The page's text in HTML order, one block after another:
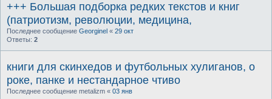
+++ Большая подборка редких текстов и книг
(патриотизм, революции, медицина,
Последнее сообщение Georginel « 29 окт
Ответы: 2
книги для скинхедов и футбольных хулиганов, о
роке, панке и нестандарное чтиво
Последнее сообщение metalizm « 03 янв